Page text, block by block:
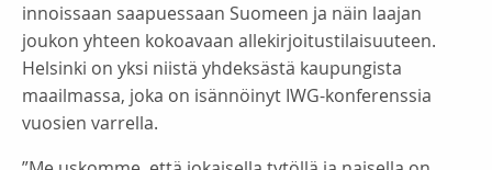
innoissaan saapuessaan Suomeen ja näin laajan
joukon yhteen kokoavaan allekirjoitustilaisuuteen.
Helsinki on yksi niistä yhdeksästä kaupungista
maailmassa, joka on isännöinyt IWG-konferenssia
vuosien varrella.